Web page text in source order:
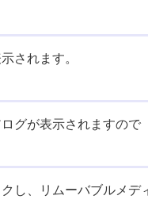
されます。
グが表示されますので
クし、リムーバブルメ